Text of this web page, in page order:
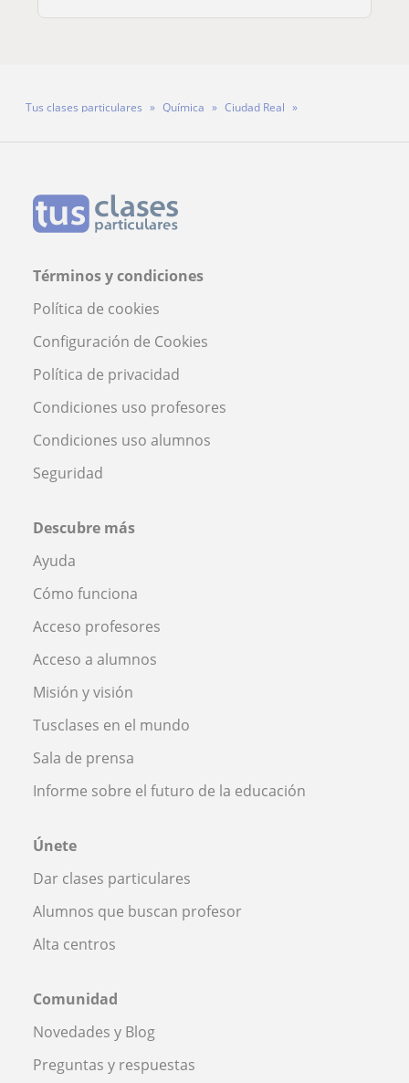
Tus clases particulares Química
Ciudad Real
Términos y condiciones
Política de cookies
Configuración de Cookies
Política de privacidad
Condiciones uso profesores
Condiciones uso alumnos
Seguridad
Descubre más
Ayuda
Cómo funciona
Acceso profesores
Acceso a alumnos
Misión y visión
Tusclases en el mundo
Sala de prensa
Informe sobre el futuro de la educación
Únete
Dar clases particulares
Alumnos que buscan profesor
Alta centros
Comunidad
Novedades y Blog
Preguntas y respuestas